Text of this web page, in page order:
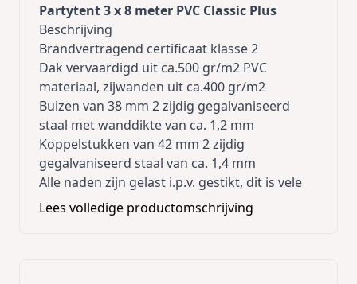
Partytent 3 x 8 meter PVC Classic Plus
Beschrijving
Brandvertragend certificaat klasse 2
Dak vervaardigd uit ca.500 gr/m2 PVC
materiaal, zijwanden uit ca.400 gr/m2
Buizen van 38 mm 2 zijdig gegalvaniseerd
staal met wanddikte van ca. 1,2 mm
Koppelstukken van 42 mm 2 zijdig
gegalvaniseerd staal van ca. 1,4 mm
Alle naden zijn gelast i.p.v. gestikt, dit is vele
malen sterker
Bij het inhangen van de zijwanden is de tent
Lees volledige productomschrijving